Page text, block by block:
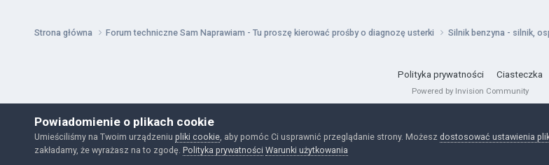
Strona główna Forum techniczne Sam Naprawiam - Tu proszę kierować prośby o diagnozę usterki Silnik benzyna - silnik,
Polityka prywatności Ciasteczka
Powered by Invision Community
Powiadomienie o plikach cookie
Umieściliśmy na Twoim urządzeniu pliki cookie, aby pomóc Ci usprawnić przeglądanie strony. Możesz dostosować ustawienia
zakładamy, że wyrażasz na to zgodę. Polityka prywatności Warunki użytkowania